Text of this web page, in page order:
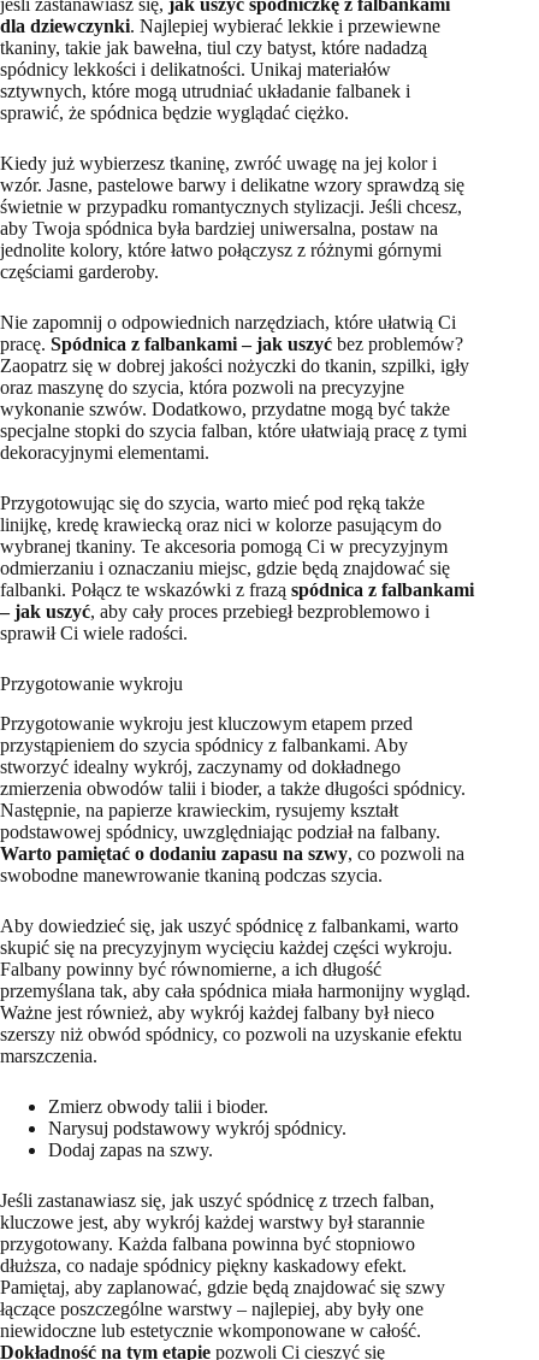
jeśli zastanawiasz się, jak uszyć spódniczkę z falbankami
dla dziewczynki. Najlepiej wybierać lekkie i przewiewne
tkaniny, takie jak bawełna, tiul czy batyst, które nadadzą
spódnicy lekkości i delikatności. Unikaj materiałów
sztywnych, które mogą utrudniać układanie falbanek i
sprawić, że spódnica będzie wyglądać ciężko.
Kiedy już wybierzesz tkaninę, zwróć uwagę na jej kolor i
wzór. Jasne, pastelowe barwy i delikatne wzory sprawdzą się
świetnie w przypadku romantycznych stylizacji. Jeśli chcesz,
aby Twoja spódnica była bardziej uniwersalna, postaw na
jednolite kolory, które łatwo połączysz z różnymi górnymi
częściami garderoby.
Nie zapomnij o odpowiednich narzędziach, które ułatwią Ci
pracę. Spódnica z falbankami – jak uszyć bez problemów?
Zaopatrz się w dobrej jakości nożyczki do tkanin, szpilki, igły
oraz maszynę do szycia, która pozwoli na precyzyjne
wykonanie szwów. Dodatkowo, przydatne mogą być także
specjalne stopki do szycia falban, które ułatwiają pracę z tymi
dekoracyjnymi elementami.
Przygotowując się do szycia, warto mieć pod ręką także
linijkę, kredę krawiecką oraz nici w kolorze pasującym do
wybranej tkaniny. Te akcesoria pomogą Ci w precyzyjnym
odmierzaniu i oznaczaniu miejsc, gdzie będą znajdować się
falbanki. Połącz te wskazówki z frazą spódnica z falbankami
– jak uszyć, aby cały proces przebiegł bezproblemowo i
sprawił Ci wiele radości.
Przygotowanie wykroju
Przygotowanie wykroju jest kluczowym etapem przed
przystąpieniem do szycia spódnicy z falbankami. Aby
stworzyć idealny wykrój, zaczynamy od dokładnego
zmierzenia obwodów talii i bioder, a także długości spódnicy.
Następnie, na papierze krawieckim, rysujemy kształt
podstawowej spódnicy, uwzględniając podział na falbany.
Warto pamiętać o dodaniu zapasu na szwy, co pozwoli na
swobodne manewrowanie tkaniną podczas szycia.
Aby dowiedzieć się, jak uszyć spódnicę z falbankami, warto
skupić się na precyzyjnym wycięciu każdej części wykroju.
Falbany powinny być równomierne, a ich długość
przemyślana tak, aby cała spódnica miała harmonijny wygląd.
Ważne jest również, aby wykrój każdej falbany był nieco
szerszy niż obwód spódnicy, co pozwoli na uzyskanie efektu
marszczenia.
Zmierz obwody talii i bioder.
Narysuj podstawowy wykrój spódnicy.
Dodaj zapas na szwy.
Jeśli zastanawiasz się, jak uszyć spódnicę z trzech falban,
kluczowe jest, aby wykrój każdej warstwy był starannie
przygotowany. Każda falbana powinna być stopniowo
dłuższa, co nadaje spódnicy piękny kaskadowy efekt.
Pamiętaj, aby zaplanować, gdzie będą znajdować się szwy
łączące poszczególne warstwy – najlepiej, aby były one
niewidoczne lub estetycznie wkomponowane w całość.
Dokładność na tym etapie pozwoli Ci cieszyć się